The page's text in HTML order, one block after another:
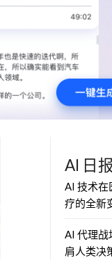
AI 日报
AI 技术
疗的全新
AI 代理战
肩人类决